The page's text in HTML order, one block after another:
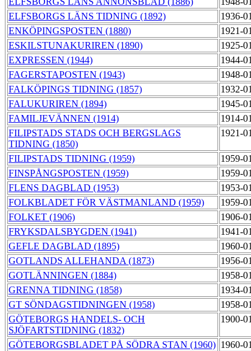
ELFSBORGS LÄNS TIDNING (1892) 1936-
ENKÖPINGSPOSTEN (1880) 1921-
ESKILSTUNAKURIREN (1890) 1925-
EXPRESSEN (1944) 1944-
FAGERSTAPOSTEN (1943) 1948-
FALKÖPINGS TIDNING (1857) 1932-
FALUKURIREN (1894) 1945-
FAMILJEVÄNNEN (1914) 1914-
FILIPSTADS STADS OCH BERGSLAGS
TIDNING (1850)
1921-
FILIPSTADS TIDNING (1959) 1959-
FINSPÅNGSPOSTEN (1959) 1959-
FLENS DAGBLAD (1953) 1953-
FOLKBLADET FÖR VÄSTMANLAND (1959) 1959-
FOLKET (1906) 1906-
FRYKSDALSBYGDEN (1941) 1941-
GEFLE DAGBLAD (1895) 1960-
GOTLANDS ALLEHANDA (1873) 1956-
GOTLÄNNINGEN (1884) 1958-
GRENNA TIDNING (1858) 1934-
GT SÖNDAGSTIDNINGEN (1958) 1958-
GÖTEBORGS HANDELS- OCH
SJÖFARTSTIDNING (1832)
1900-
GÖTEBORGSBLADET PÅ SÖDRA STAN (1960) 1960-